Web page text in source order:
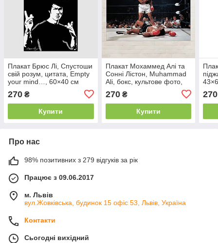
Плакат Брюс Лі, Спустоши
свій розум, цитата, Empty
your mind…, 60×40 см
270 ₴
Купити
Плакат Мохаммед Алі та
Сонні Лістон, Muhammad
Ali, бокс, культове фото,
270₴
Купити
270
Про нас
98% позитивних з 279 відгуків за рік
Працює з 09.06.2017
м. Львів
вул.Жовківська, будинок 15 офіс 53, Львів, Україна
Контакти
Сьогодні вихідний